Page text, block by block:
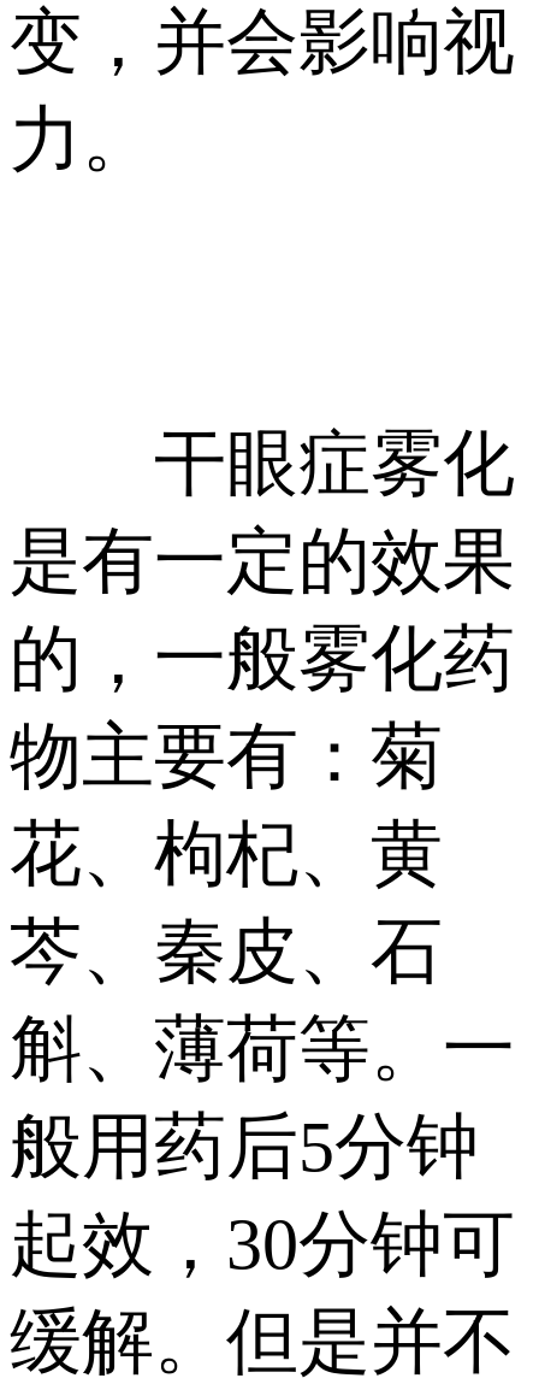
变，并会影响视
力。
干眼症雾化
是有一定的效果
的，一般雾化药
物主要有：菊
花、枸杞、黄
芩、秦皮、石
斛、薄荷等。一
般用药后5分钟
起效，30分钟可
缓解。但是并不